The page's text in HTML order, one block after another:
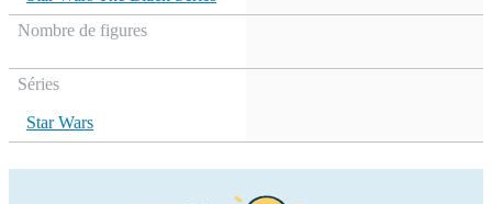
Nombre de figures
Séries
Star Wars